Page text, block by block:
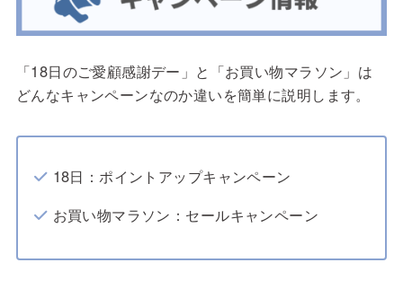
「18日のご愛顧感謝デー」と「お買い物マラソン」は
どんなキャンペーンなのか違いを簡単に説明します。
18日：ポイントアップキャンペーン
お買い物マラソン：セールキャンペーン